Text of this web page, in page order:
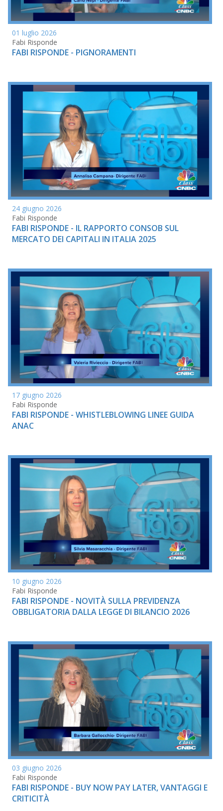
01 luglio 2026
Fabi Risponde
FABI RISPONDE - PIGNORAMENTI
24 giugno 2026
Fabi Risponde
FABI RISPONDE - IL RAPPORTO CONSOB SUL
MERCATO DEI CAPITALI IN ITALIA 2025
17 giugno 2026
Fabi Risponde
FABI RISPONDE - WHISTLEBLOWING LINEE GUIDA
ANAC
10 giugno 2026
Fabi Risponde
FABI RISPONDE - NOVITÀ SULLA PREVIDENZA
OBBLIGATORIA DALLA LEGGE DI BILANCIO 2026
03 giugno 2026
Fabi Risponde
FABI RISPONDE - BUY NOW PAY LATER, VANTAGGI E
CRITICITÀ